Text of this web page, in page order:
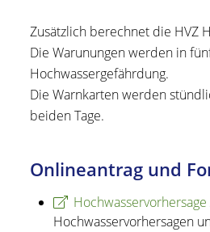
Zusätzlich berechnet die HVZ
Die Warunungen werden in
Hochwassergefährdung.
Die Warnkarten werden
beiden Tage.
Onlineantrag und
Hochwasservorhersage
Hochwasservorhersagen